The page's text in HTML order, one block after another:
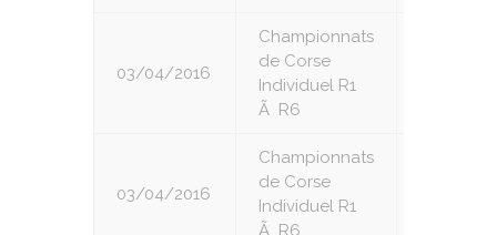
03/04/2016
Championnats
de Corse
Individuel R1
Ã R6
03/04/2016
Championnats
de Corse
Individuel R1
Ã R6